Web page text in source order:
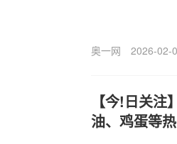
奥一网 2026-02-
【今!日关
油、鸡蛋等